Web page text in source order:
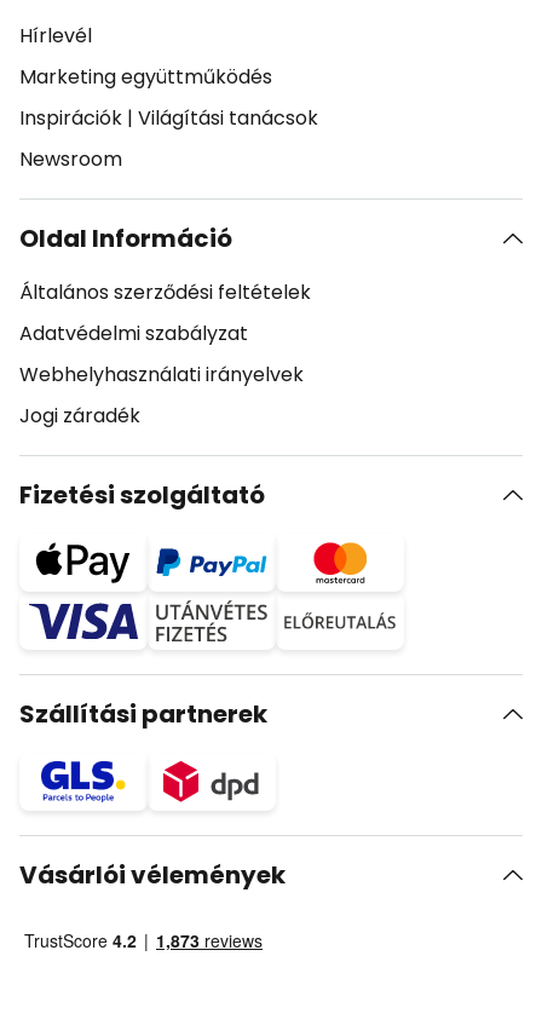
Hírlevél
Marketing együttműködés
Inspirációk | Világítási tanácsok
Newsroom
Oldal Információ
Általános szerződési feltételek
Adatvédelmi szabályzat
Webhelyhasználati irányelvek
Jogi záradék
Fizetési szolgáltató
Szállítási partnerek
Vásárlói vélemények